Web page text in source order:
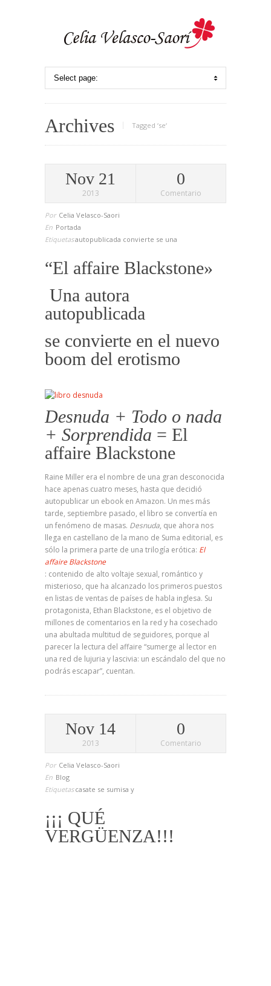
Archives Tagged ‘se‘
Nov 21
2013
0
Comentario
Por Celia Velasco-Saori
En Portada
Etiquetasautopublicada convierte se una
“El affaire Blackstone»
Una autora
autopublicada
se convierte en el nuevo
boom del erotismo
Desnuda + Todo o nada
+ Sorprendida = El
affaire Blackstone
Raine Miller era el nombre de una gran desconocida
hace apenas cuatro meses, hasta que decidió
autopublicar un ebook en Amazon. Un mes más
tarde, septiembre pasado, el libro se convertía en
un fenómeno de masas. Desnuda, que ahora nos
llega en castellano de la mano de Suma editorial, es
sólo la primera parte de una trilogía erótica: El
affaire Blackstone
: contenido de alto voltaje sexual, romántico y
misterioso, que ha alcanzado los primeros puestos
en listas de ventas de países de habla inglesa. Su
protagonista, Ethan Blackstone, es el objetivo de
millones de comentarios en la red y ha cosechado
una abultada multitud de seguidores, porque al
parecer la lectura del affaire “sumerge al lector en
una red de lujuria y lascivia: un escándalo del que no
podrás escapar”, cuentan.
Nov 14
2013
0
Comentario
Por Celia Velasco-Saori
En Blog
Etiquetas casate se sumisa y
¡¡¡ QUÉ
VERGÜENZA!!!